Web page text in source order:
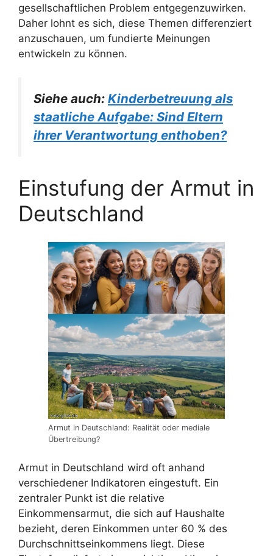
gesellschaftlichen Problem entgegenzuwirken.
Daher lohnt es sich, diese Themen differenziert
anzuschauen, um fundierte Meinungen
entwickeln zu können.
Siehe auch: Kinderbetreuung als
staatliche Aufgabe: Sind Eltern
ihrer Verantwortung enthoben?
Einstufung der Armut in
Deutschland
Armut in Deutschland: Realität oder mediale
Übertreibung?
Armut in Deutschland wird oft anhand
verschiedener Indikatoren eingestuft. Ein
zentraler Punkt ist die relative
Einkommensarmut, die sich auf Haushalte
bezieht, deren Einkommen unter 60 % des
Durchschnittseinkommens liegt. Diese